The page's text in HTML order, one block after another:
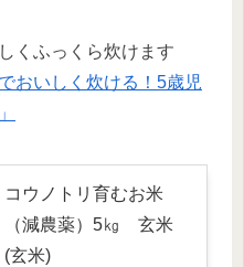
くふっくら炊けます
おいしく炊ける！5歳児
コウノトリ育むお米
（減農薬）5㎏ 玄米
(玄米)